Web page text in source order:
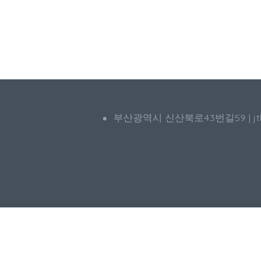
부산광역시 신산북로43번길59 |